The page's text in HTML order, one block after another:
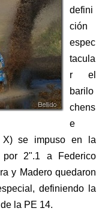
defini
ción
espec
tacula
r el
barilo
chens
e
X) se impuso en la
por 2".1 a Federico
y Madero quedaron
definiendo la
la PE 14.